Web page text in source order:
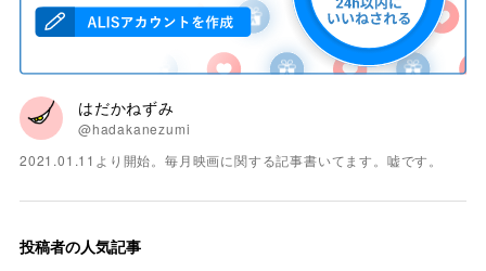
はだかねずみ
@hadakanezumi
2021.01.11より開始。毎月映画に関する記事書いてます。嘘です。
投稿者の人気記事